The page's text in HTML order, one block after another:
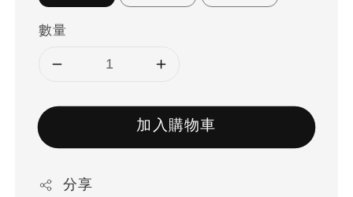
數量
加入購物車
分享